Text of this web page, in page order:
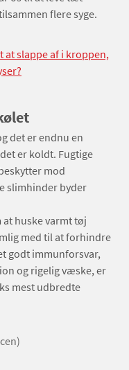
flere syge.
at slappe af i kroppen,
det er endnu en
er koldt. Fugtige
mod
slimhinder byder
huske varmt tøj
med til at forhindre
godt immunforsvar,
og rigelig væske, er
mest udbredte